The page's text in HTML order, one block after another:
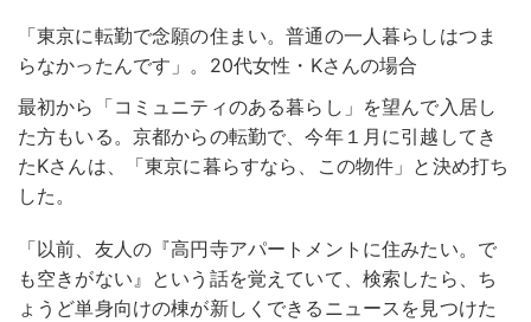
「東京に転勤で念願の住まい。普通の一人暮らしはつま
らなかったんです」。20代女性・Kさんの場合
最初から「コミュニティのある暮らし」を望んで入居し
た方もいる。京都からの転勤で、今年１月に引越してき
たKさんは、「東京に暮らすなら、この物件」と決め打ち
した。
「以前、友人の『高円寺アパートメントに住みたい。で
も空きがない』という話を覚えていて、検索したら、ち
ょうど単身向けの棟が新しくできるニュースを見つけた